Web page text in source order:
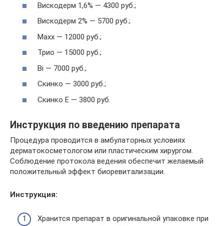
Вискодерм 1,6% — 4300 руб.;
Вискодерм 2% — 5700 руб.;
Maxx — 12000 руб.;
Трио — 15000 руб.;
Bi — 7000 руб.;
Скинко — 3000 руб.;
Скинко Е — 3800 руб.
Инструкция по введению препарата
Процедура проводится в амбулаторных условиях
дерматокосметологом или пластическим хирургом.
Соблюдение протокола ведения обеспечит желаемый
положительный эффект биоревитализации.
Инструкция:
Хранится препарат в оригинальной упаковке при